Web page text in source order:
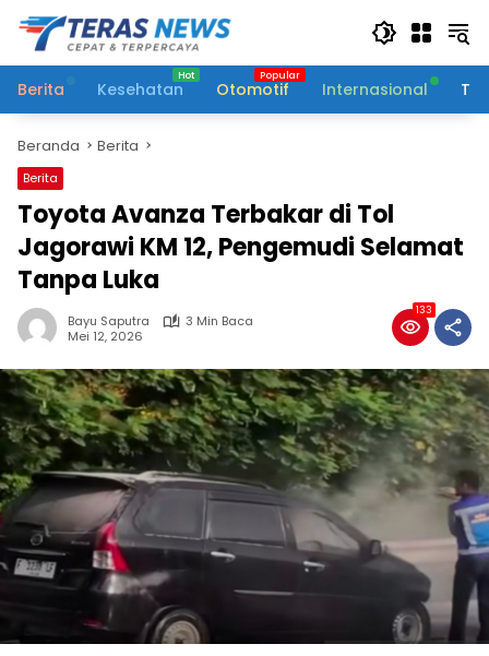
Langsung
konten
Berita
Kesehatan Otomotif Internasional
Beranda Berita
Berita
Toyota Avanza Terbakar di Tol
Jagorawi KM 12, Pengemudi Selamat
Tanpa Luka
Bayu Saputra
3 Min Baca
Mei 12, 2026
133